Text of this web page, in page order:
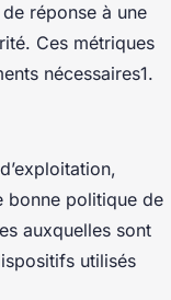
réponse à une
Ces métriques
nécessaires1.
bonne politique de
auxquelles sont
utilisés